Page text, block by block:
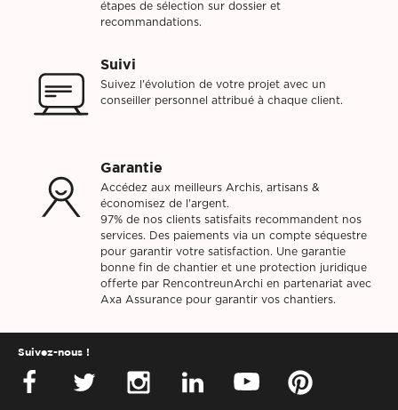
étapes de sélection sur dossier et
recommandations.
Suivi
Suivez l'évolution de votre projet avec un
conseiller personnel attribué à chaque client.
Garantie
Accédez aux meilleurs Archis, artisans &
économisez de l'argent.
97% de nos clients satisfaits recommandent nos
services. Des paiements via un compte séquestre
pour garantir votre satisfaction. Une garantie
bonne fin de chantier et une protection juridique
offerte par RencontreunArchi en partenariat avec
Axa Assurance pour garantir vos chantiers.
Suivez-nous !